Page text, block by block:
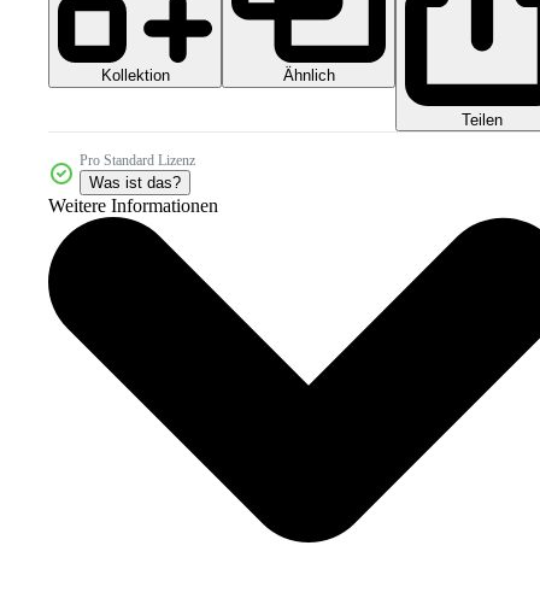
Kollektion Ähnlich
Teilen
Pro Standard Lizenz
Was ist das?
Weitere Informationen